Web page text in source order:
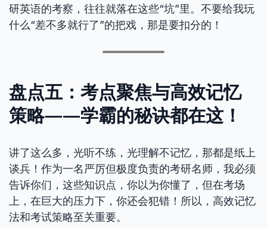
研英语的考察，往往就落在这些“坑”里。不要给我玩
什么“差不多就行了”的把戏，那是要扣分的！
盘点五：考点聚焦与高效记忆
策略——学霸的秘诀都在这！
讲了这么多，光听不练，光理解不记忆，那都是纸上
谈兵！作为一名严厉但极度负责的考研名师，我必须
告诉你们，这些知识点，你以为你懂了，但在考场
上，在巨大的压力下，你还会犯错！所以，高效记忆
法和考试策略至关重要。